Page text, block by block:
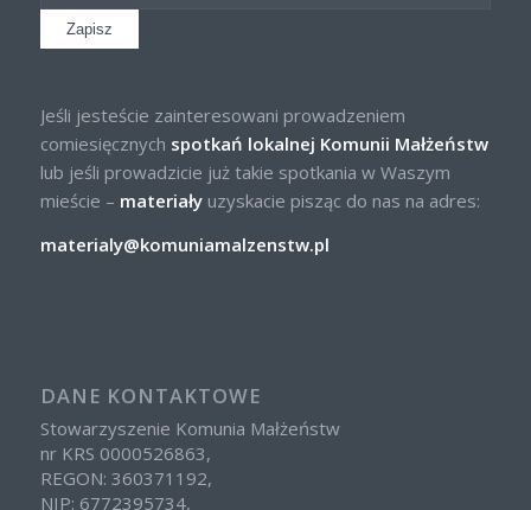
Jeśli jesteście zainteresowani prowadzeniem
comiesięcznych spotkań lokalnej Komunii Małżeństw
lub jeśli prowadzicie już takie spotkania w Waszym
mieście – materiałyuzyskacie pisząc do nas na adres:
materialy@komuniamalzenstw.pl
DANE KONTAKTOWE
Stowarzyszenie Komunia Małżeństw
nr KRS 0000526863,
REGON: 360371192,
NIP: 6772395734,